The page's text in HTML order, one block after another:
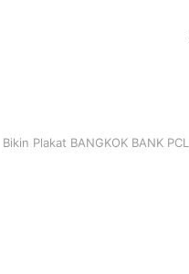
Bikin Plakat BANGKOK BANK PCL